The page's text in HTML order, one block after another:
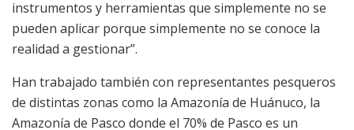
instrumentos y herramientas que simplemente no se
pueden aplicar porque simplemente no se conoce la
realidad a gestionar”.
Han trabajado también con representantes pesqueros
de distintas zonas como la Amazonía de Huánuco, la
Amazonía de Pasco donde el 70% de Pasco es un